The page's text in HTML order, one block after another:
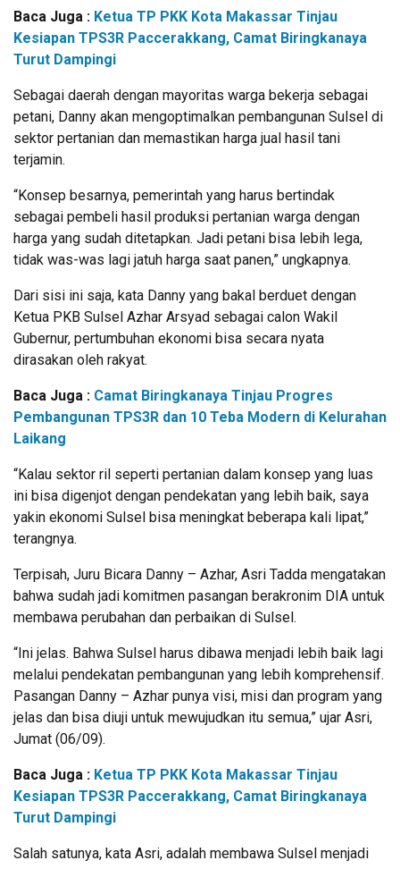
Baca Juga : Ketua TP PKK Kota Makassar Tinjau
Kesiapan TPS3R Paccerakkang, Camat Biringkanaya
Turut Dampingi
Sebagai daerah dengan mayoritas warga bekerja sebagai
petani, Danny akan mengoptimalkan pembangunan Sulsel di
sektor pertanian dan memastikan harga jual hasil tani
terjamin.
“Konsep besarnya, pemerintah yang harus bertindak
sebagai pembeli hasil produksi pertanian warga dengan
harga yang sudah ditetapkan. Jadi petani bisa lebih lega,
tidak was-was lagi jatuh harga saat panen,” ungkapnya.
Dari sisi ini saja, kata Danny yang bakal berduet dengan
Ketua PKB Sulsel Azhar Arsyad sebagai calon Wakil
Gubernur, pertumbuhan ekonomi bisa secara nyata
dirasakan oleh rakyat.
Baca Juga : Camat Biringkanaya Tinjau Progres
Pembangunan TPS3R dan 10 Teba Modern di Kelurahan
Laikang
“Kalau sektor ril seperti pertanian dalam konsep yang luas
ini bisa digenjot dengan pendekatan yang lebih baik, saya
yakin ekonomi Sulsel bisa meningkat beberapa kali lipat,”
terangnya.
Terpisah, Juru Bicara Danny – Azhar, Asri Tadda mengatakan
bahwa sudah jadi komitmen pasangan berakronim DIA untuk
membawa perubahan dan perbaikan di Sulsel.
“Ini jelas. Bahwa Sulsel harus dibawa menjadi lebih baik lagi
melalui pendekatan pembangunan yang lebih komprehensif.
Pasangan Danny – Azhar punya visi, misi dan program yang
jelas dan bisa diuji untuk mewujudkan itu semua,” ujar Asri,
Jumat (06/09).
Baca Juga : Ketua TP PKK Kota Makassar Tinjau
Kesiapan TPS3R Paccerakkang, Camat Biringkanaya
Turut Dampingi
Salah satunya, kata Asri, adalah membawa Sulsel menjadi